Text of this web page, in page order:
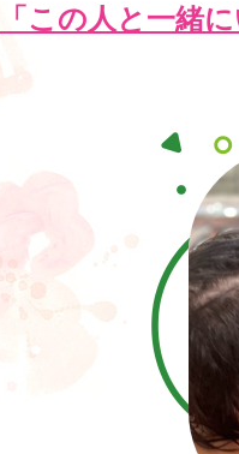
「この人と一緒